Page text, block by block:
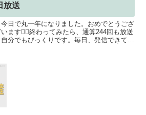
放送
日で丸一年になりました。おめでとうござ
ます🙇‍♂️終わってみたら、通算244回も放送
分でもびっくりです。毎日、発信できてき